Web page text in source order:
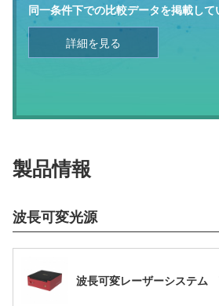
同一条件下での比較データを掲載して
詳細を見る
製品情報
波長可変光源
波長可変レーザーシステム